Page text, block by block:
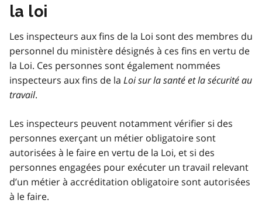
la loi
Les inspecteurs aux fins de la Loi sont des membres du
personnel du ministère désignés à ces fins en vertu de
la Loi. Ces personnes sont également nommées
inspecteurs aux fins de la Loi sur la santé et la sécurité au
travail.
Les inspecteurs peuvent notamment vérifier si des
personnes exerçant un métier obligatoire sont
autorisées à le faire en vertu de la Loi, et si des
personnes engagées pour exécuter un travail relevant
d’un métier à accréditation obligatoire sont autorisées
à le faire.